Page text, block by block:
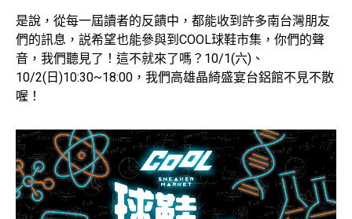
是說，從每一屆讀者的反饋中，都能收到許多南台灣朋友
們的訊息，説希望也能參與到COOL球鞋市集，你們的聲
音，我們聽見了！這不就來了嗎？10/1(六)、
10/2(日)10:30~18:00，我們高雄晶綺盛宴台鋁館不見不散
喔！